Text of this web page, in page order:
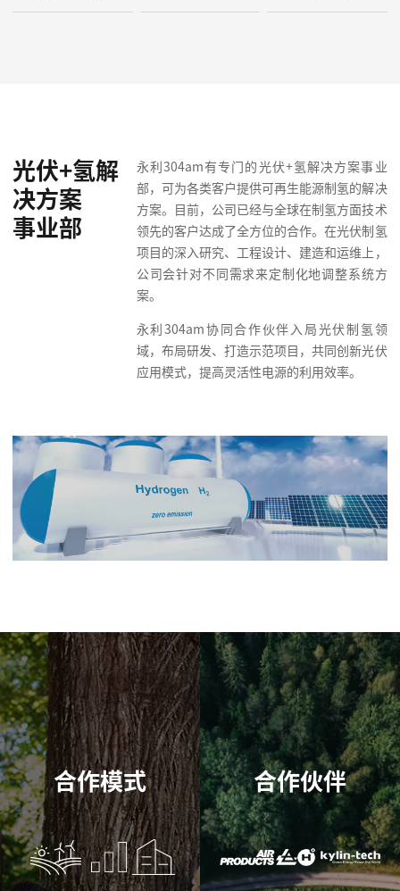
光伏+氢解
决方案
事业部
永利304am有专门的光伏+氢解决方案事业
部，可为各类客户提供可再生能源制氢的解决
方案。目前，公司已经与全球在制氢方面技术
领先的客户达成了全方位的合作。在光伏制氢
项目的深入研究、工程设计、建造和运维上，
公司会针对不同需求来定制化地调整系统方
案。
永利304am协同合作伙伴入局光伏制氢领
域，布局研发、打造示范项目，共同创新光伏
应用模式，提高灵活性电源的利用效率。
合作模式 合作伙伴